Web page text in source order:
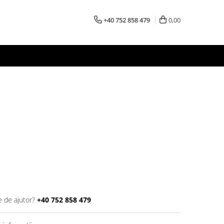
+40 752 858 479 0,00
de ajutor? +40 752 858 479